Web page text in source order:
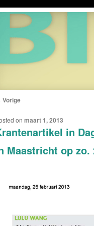
Vorige
in
Maastricht op zo.
on maart 1, 2013